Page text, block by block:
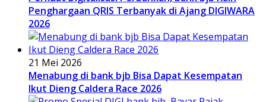
Penghargaan QRIS Terbanyak di Ajang DIGIWARA
2026
21 Mei 2026
Menabung di bank bjb Bisa Dapat Kesempatan
Ikut Dieng Caldera Race 2026